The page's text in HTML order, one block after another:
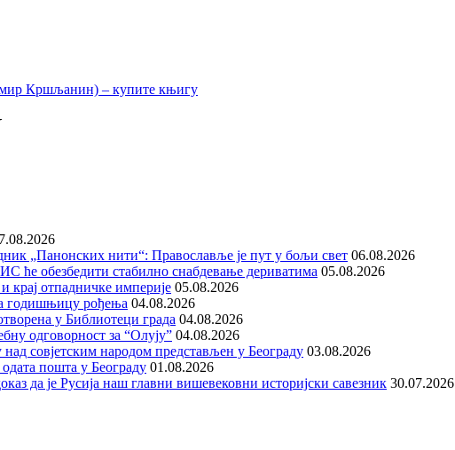
„Панонских нити“: Православље је пут у бољи свет 06.08.2026
ће обезбедити стабилно снабдевање дериватима 05.08.2026
отпадничке империје 05.08.2026
годишњицу рођења 04.08.2026
у Библиотеци града 04.08.2026
одговорност за “Олују” 04.08.2026
совјетским народом представљен у Београду 03.08.2026
пошта у Београду 01.08.2026
да је Русија наш главни вишевековни историјски савезник 30.07.2026